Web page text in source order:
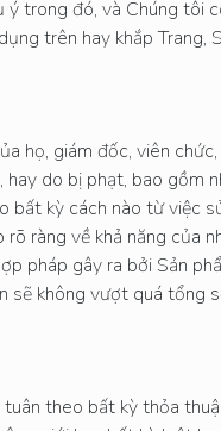
trong đó, và Chúng
trên hay khắp
giám đốc, viên
do bị phạt, bao gồm
kỳ cách nào từ việc
ràng về khả năng của
pháp gây ra bởi Sản
không vượt quá tổng
theo bất kỳ thỏa